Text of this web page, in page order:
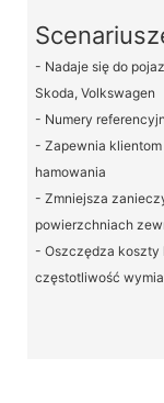
- Nadaje się do
Skoda, Volkswagen
- Numery
- Zapewnia
hamowania
- Zmniejsza
powierzchniach
- Oszczędza koszty
częstotliwość